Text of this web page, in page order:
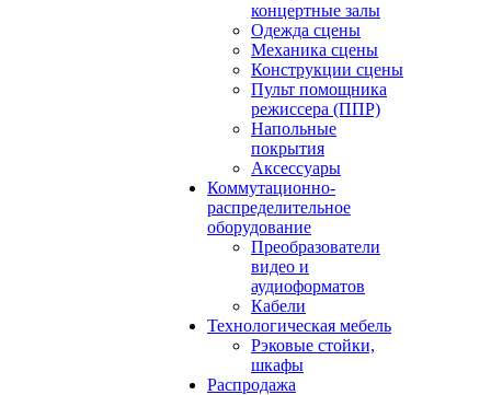
концертные залы
Одежда сцены
Механика сцены
Конструкции сцены
Пульт помощника
режиссера (ППР)
Напольные
покрытия
Аксессуары
Коммутационно-
распределительное
оборудование
Преобразователи
видео и
аудиоформатов
Кабели
Технологическая мебель
Рэковые стойки,
шкафы
Распродажа